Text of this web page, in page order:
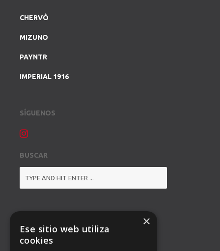
CHERVÒ
MIZUNO
PAYNTR
IMPERIAL 1916
SÍGUENOS
BUSCAR
BALMES 92, 3º 1ª B
×
Ese sitio web utiliza
cookies